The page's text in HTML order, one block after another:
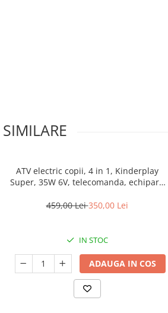
ATV electric copii, 4 in 1, Kinderplay
Super, 35W 6V, telecomanda, echipare
459,00 Lei350,00 Lei
IN STOC
ADAUGA IN COS